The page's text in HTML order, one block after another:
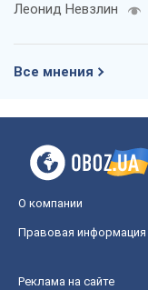
Леонид Невзлин
Все мнения
О компании
Правовая информация
Реклама на сайте